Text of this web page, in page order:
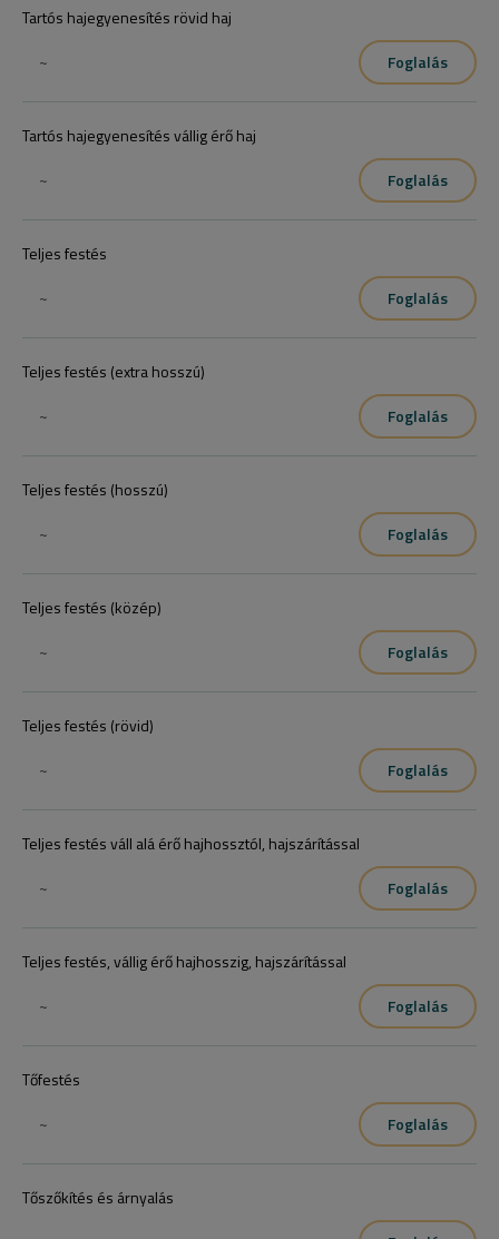
Tartós hajegyenesítés rövid haj
~
Foglalás
Tartós hajegyenesítés vállig érő haj
~
Foglalás
Teljes festés
~
Foglalás
Teljes festés (extra hosszú)
~
Foglalás
Teljes festés (hosszú)
~
Foglalás
Teljes festés (közép)
~
Foglalás
Teljes festés (rövid)
~
Foglalás
Teljes festés váll alá érő hajhossztól, hajszárítással
~
Foglalás
Teljes festés, vállig érő hajhosszig, hajszárítással
~
Foglalás
Tőfestés
~
Foglalás
Tőszőkítés és árnyalás